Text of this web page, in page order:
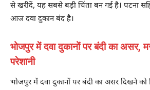
से खरीदें, यह सबसे बड़ी चिंता बन गई है। पटना
आज दवा दुकान बंद है।
भोजपुर में दवा दुकानों पर बंदी का असर,
परेशानी
भोजपुर में दवा दुकानों पर बंदी का असर दिखने को